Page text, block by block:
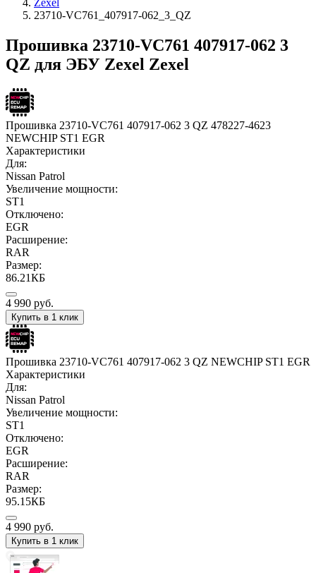
Zexel
23710-VC761_407917-062_3_QZ
Прошивка 23710-VC761 407917-062 3
QZ для ЭБУ Zexel Zexel
Прошивка 23710-VC761 407917-062 3 QZ 478227-4623
NEWCHIP ST1 EGR
Характеристики
Для:
Nissan Patrol
Увеличение мощности:
ST1
Отключено:
EGR
Расширение:
RAR
Размер:
86.21КБ
4 990 руб.
Купить в 1 клик
Прошивка 23710-VC761 407917-062 3 QZ NEWCHIP ST1 EGR
Характеристики
Для:
Nissan Patrol
Увеличение мощности:
ST1
Отключено:
EGR
Расширение:
RAR
Размер:
95.15КБ
4 990 руб.
Купить в 1 клик